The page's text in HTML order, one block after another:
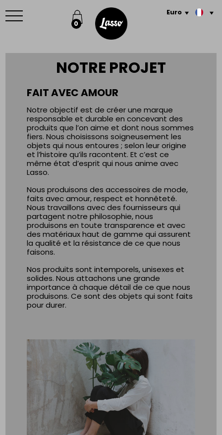
À PROPOS
CONNEXION / INSCRIPTION
0
COMMANDER
Euro
NOTRE PROJET
FAIT AVEC AMOUR
Notre objectif est de créer une marque
responsable et durable en concevant des
produits que l’on aime et dont nous sommes
fiers. Nous choisissons soigneusement les
objets qui nous entoures ; selon leur origine
et l’histoire qu’ils racontent. Et c’est ce
même état d’esprit qui nous anime avec
Lasso.
Nous produisons des accessoires de mode,
faits avec amour, respect et honnêteté.
Nous travaillons avec des fournisseurs qui
partagent notre philosophie, nous
produisons en toute transparence et avec
des matériaux haut de gamme qui assurent
la qualité et la résistance de ce que nous
faisons.
Nos produits sont intemporels, unisexes et
solides. Nous attachons une grande
importance à chaque détail de ce que nous
produisons. Ce sont des objets qui sont faits
pour durer.